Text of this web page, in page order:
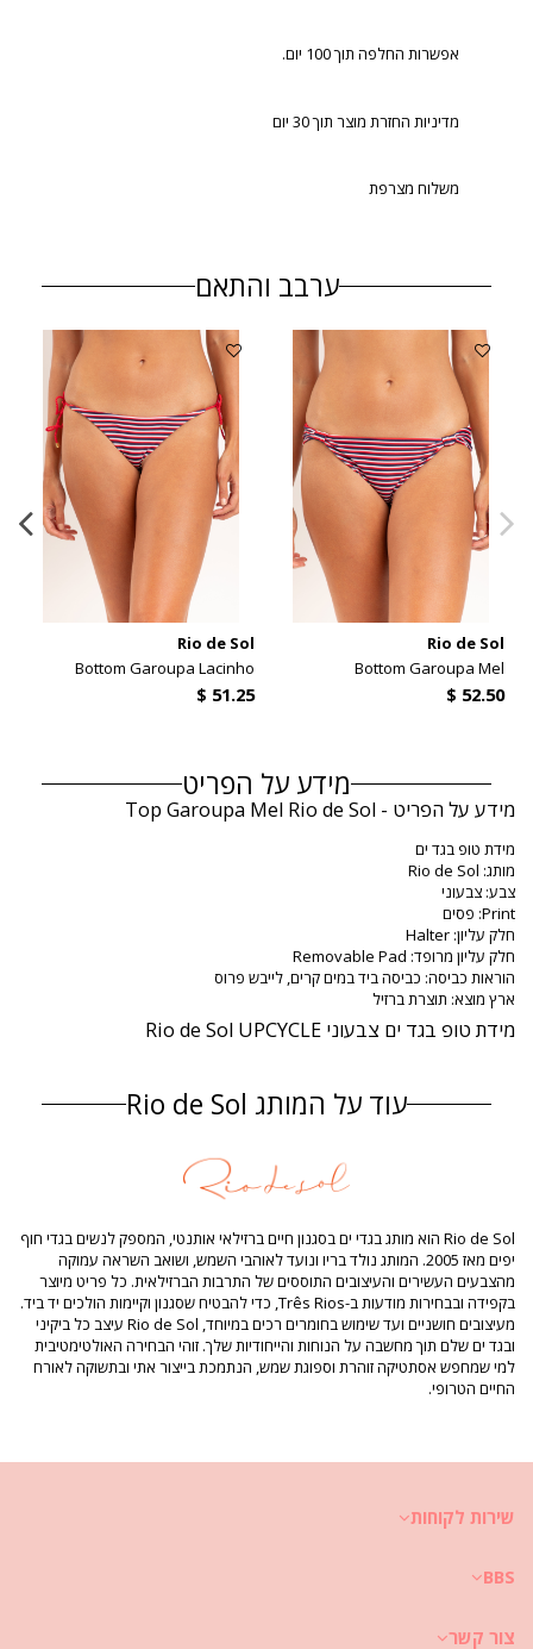
אפשרות החלפה תוך 100 יום.
מדיניות החזרת מוצר תוך 30 יום
משלוח מצרפת
ערבב והתאם
Rio de Sol
Bottom Garoupa Mel
‏52.50 $
Rio de Sol
Bottom Garoupa Lacinho
‏51.25 $
מידע על הפריט
מידע על הפריט - Top Garoupa Mel Rio de Sol
מידת טופ בגד ים
מותג: Rio de Sol
צבע: צבעוני
Print: פסים
חלק עליון: Halter
חלק עליון מרופד: Removable Pad
הוראות כביסה: כביסה ביד במים קרים, לייבש פרוס
ארץ מוצא: תוצרת ברזיל
מידת טופ בגד ים צבעוני Rio de Sol UPCYCLE
מידע מוצר
מדור: נשים, מידת טופ בגד ים
HS CODE: 6112.41.0010
SKU: 1981124699
EAN: S (7899810392312), M (7899810392329), L (7899810392336), XL
(7899810392343), XXL (7899810392350)
משקל: 55g / 0.12lb / 1.94oz
ההדפסה אינה מדויקת ועלולה להשתנות בהתאם ‏לגזירה
תמונות משודרגות
מספר שנים?
להקפיד ולהשתמש במגבת. המגע הישיר עם משטחים קשים כגון בטון, אבנים (למשל
עוד על המותג Rio de Sol
Rio de Sol הוא מותג בגדי ים בסגנון חיים ברזילאי אותנטי, המספק לנשים בגדי חוף
יפים מאז 2005. המותג נולד בריו ונועד לאוהבי השמש, ושואב השראה עמוקה
מהצבעים העשירים והעיצובים התוססים של התרבות הברזילאית. כל פריט מיוצר
בקפידה ובבחירות מודעות ב-Três Rios, כדי להבטיח שסגנון וקיימות הולכים יד ביד.
מעיצובים חושניים ועד שימוש בחומרים רכים במיוחד, Rio de Sol עיצב כל ביקיני
ובגד ים שלם תוך מחשבה על הנוחות והייחודיות שלך. זוהי הבחירה האולטימטיבית
למי שמחפש אסתטיקה זוהרת וספוגת שמש, הנתמכת בייצור אתי ובתשוקה לאורח
החיים הטרופי.
שירות לקוחות
BBS
צור קשר